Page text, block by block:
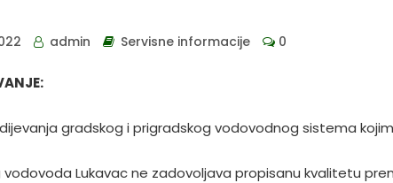
admin Servisne informacije 0
gradskog i prigradskog vodovodnog sistema kojim
Lukavac ne zadovoljava propisanu kvalitetu